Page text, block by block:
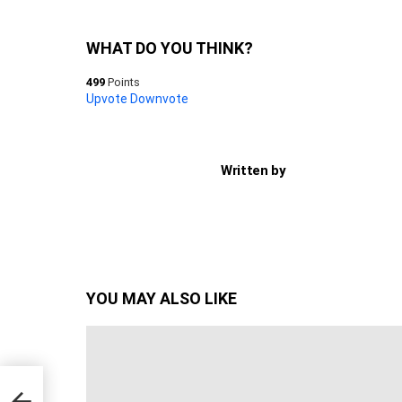
WHAT DO YOU THINK?
499 Points
Upvote Downvote
Written by
YOU MAY ALSO LIKE